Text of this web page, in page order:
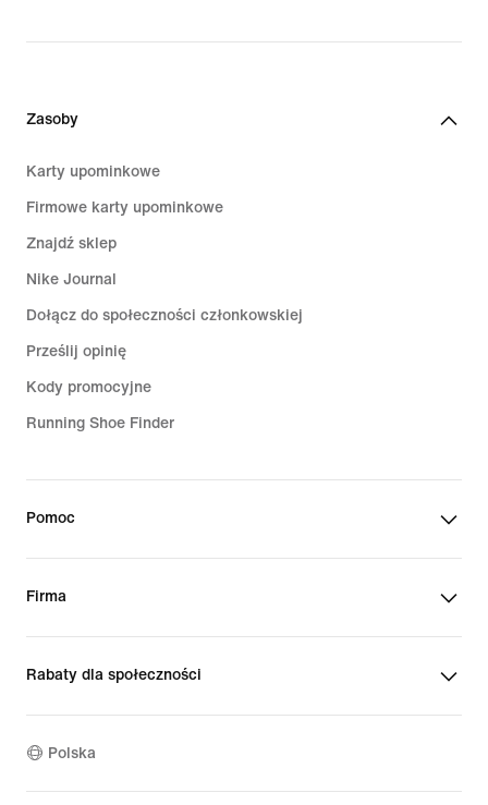
Zasoby
Karty upominkowe
Firmowe karty upominkowe
Znajdź sklep
Nike Journal
Dołącz do społeczności członkowskiej
Prześlij opinię
Kody promocyjne
Running Shoe Finder
Pomoc
Firma
Rabaty dla społeczności
Polska